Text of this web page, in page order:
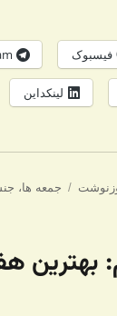
فیسبوک
لینکداین
برچسب‌ها
جمعه ها،